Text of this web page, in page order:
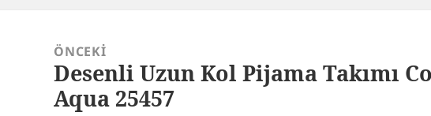
gezinmesiÖNCEKI
Önceki
yazı:
Desenli Uzun Kol Pijama Takımı
Aqua 25457